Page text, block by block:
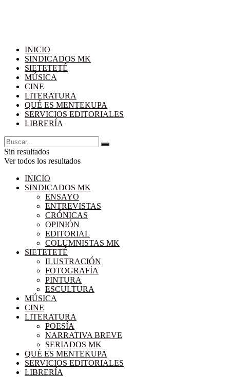
INICIO
SINDICADOS MK
SIETETETÉ
MÚSICA
CINE
LITERATURA
QUÉ ES MENTEKUPA
SERVICIOS EDITORIALES
LIBRERÍA
Sin resultados
Ver todos los resultados
INICIO
SINDICADOS MK
ENSAYO
ENTREVISTAS
CRÓNICAS
OPINIÓN
EDITORIAL
COLUMNISTAS MK
SIETETETÉ
ILUSTRACIÓN
FOTOGRAFÍA
PINTURA
ESCULTURA
MÚSICA
CINE
LITERATURA
POESÍA
NARRATIVA BREVE
SERIADOS MK
QUÉ ES MENTEKUPA
SERVICIOS EDITORIALES
LIBRERÍA